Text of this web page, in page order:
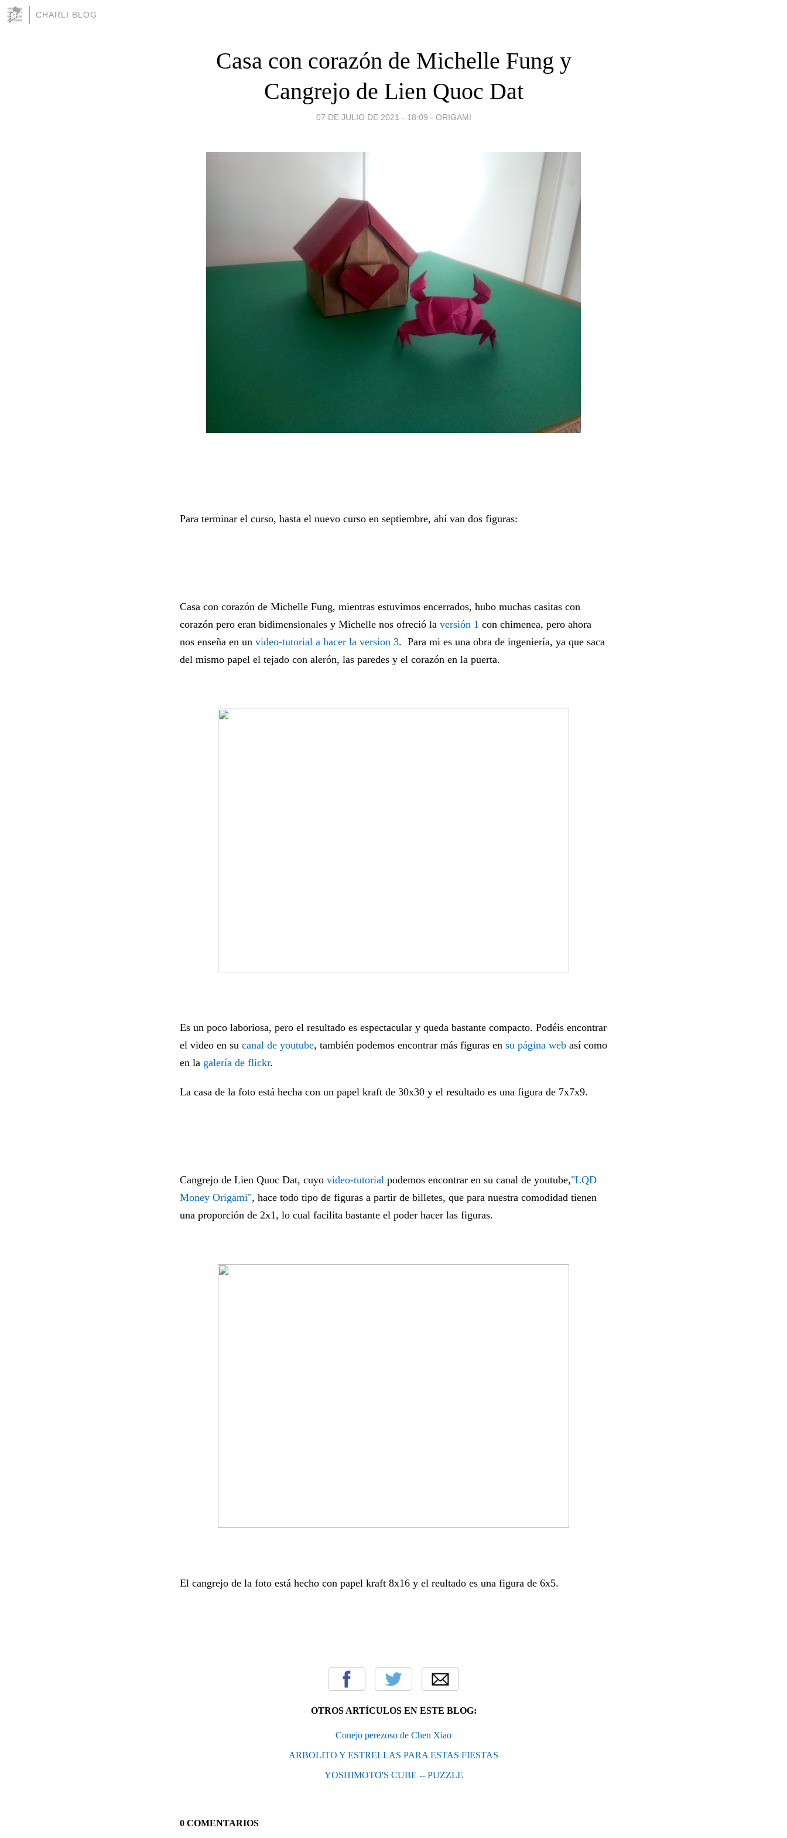
CHARLI BLOG
Casa con corazón de Michelle Fung y
Cangrejo de Lien Quoc Dat
07 DE JULIO DE 2021 - 18:09 - ORIGAMI
Para terminar el curso, hasta el nuevo curso en septiembre, ahí van dos figuras:
Casa con corazón de Michelle Fung, mientras estuvimos encerrados, hubo muchas casitas con
corazón pero eran bidimensionales y Michelle nos ofreció la versión 1 con chimenea, pero ahora
nos enseña en un video-tutorial a hacer la version 3. Para mi es una obra de ingeniería, ya que saca
del mismo papel el tejado con alerón, las paredes y el corazón en la puerta.
Es un poco laboriosa, pero el resultado es espectacular y queda bastante compacto. Podéis encontrar
el video en su canal de youtube, también podemos encontrar más figuras en su página web así como
en la galería de flickr.
La casa de la foto está hecha con un papel kraft de 30x30 y el resultado es una figura de 7x7x9.
Cangrejo de Lien Quoc Dat, cuyo video-tutorial podemos encontrar en su canal de youtube,"LQD
Money Origami", hace todo tipo de figuras a partir de billetes, que para nuestra comodidad tienen
una proporción de 2x1, lo cual facilita bastante el poder hacer las figuras.
El cangrejo de la foto está hecho con papel kraft 8x16 y el reultado es una figura de 6x5.
OTROS ARTÍCULOS EN ESTE BLOG:
Conejo perezoso de Chen Xiao
ARBOLITO Y ESTRELLAS PARA ESTAS FIESTAS
YOSHIMOTO'S CUBE -- PUZZLE
0 COMENTARIOS